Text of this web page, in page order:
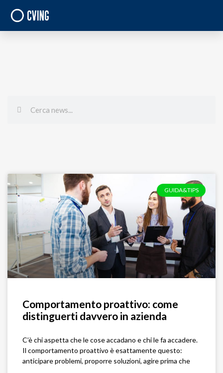
GUIDA&TIPS
Comportamento proattivo: come
distinguerti davvero in azienda
C’è chi aspetta che le cose accadano e chi le fa accadere.
Il comportamento proattivo è esattamente questo:
anticipare problemi, proporre soluzioni, agire prima che